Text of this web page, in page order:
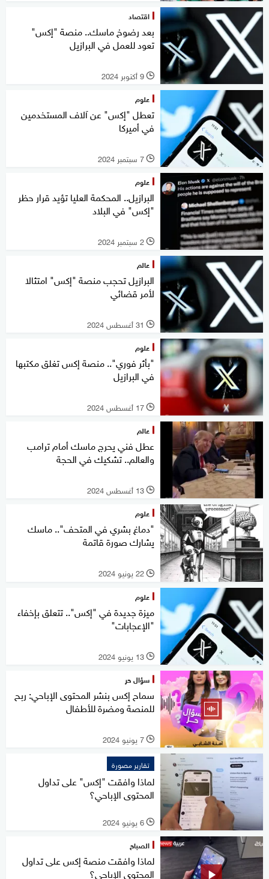
اقتصاد
بعد رضوخ ماسك.. منصة "إكس"
تعود للعمل في البرازيل
l 9 أكتوبر 2024
علوم
تعطل "إكس" عن آلاف المستخدمين
في أميركا
l 7 سبتمبر 2024
علوم
البرازيل.. المحكمة العليا تؤيد قرار حظر
"إكس" في البلاد
l 2 سبتمبر 2024
عالم
البرازيل تحجب منصة "إكس" امتثالا
لأمر قضائي
l 31 أغسطس 2024
علوم
"بأثر فوري".. منصة إكس تغلق مكتبها
في البرازيل
l 17 أغسطس 2024
عالم
عطل فني يحرج ماسك أمام ترامب
والعالم.. تشكيك في الحجة
l 13 أغسطس 2024
علوم
"دماغ بشري في المتحف".. ماسك
يشارك صورة قاتمة
l 22 يونيو 2024
علوم
ميزة جديدة في "إكس".. تتعلق بإخفاء
"الإعجابات"
l 13 يونيو 2024
سؤال حر
سماح إكس بنشر المحتوى الإباحي: ربح
للمنصة ومضرة للأطفال
l 7 يونيو 2024
تقارير مصورة
لماذا وافقت "إكس" على تداول
المحتوى الإباحي؟
l 6 يونيو 2024
الصباح
لماذا وافقت منصة إكس على تداول
المحتوى الإباحي؟